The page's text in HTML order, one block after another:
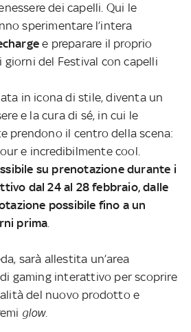
dei capelli. Qui le
sperimentare l’intera
e preparare il proprio
giorni del Festival con capelli
in icona di stile, diventa un
e la cura di sé, in cui le
prendono il centro della scena:
e incredibilmente cool.
su prenotazione durante i
dal 24 al 28 febbraio, dalle
possibile fino a un
prima.
sarà allestita un’area
gaming interattivo per scoprire
del nuovo prodotto e
glow.